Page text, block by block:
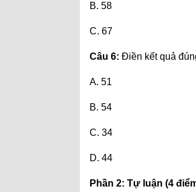
B. 58
C. 67
Câu 6: Điền kết quả
A. 51
B. 54
C. 34
D. 44
Phần 2: Tự luận (4